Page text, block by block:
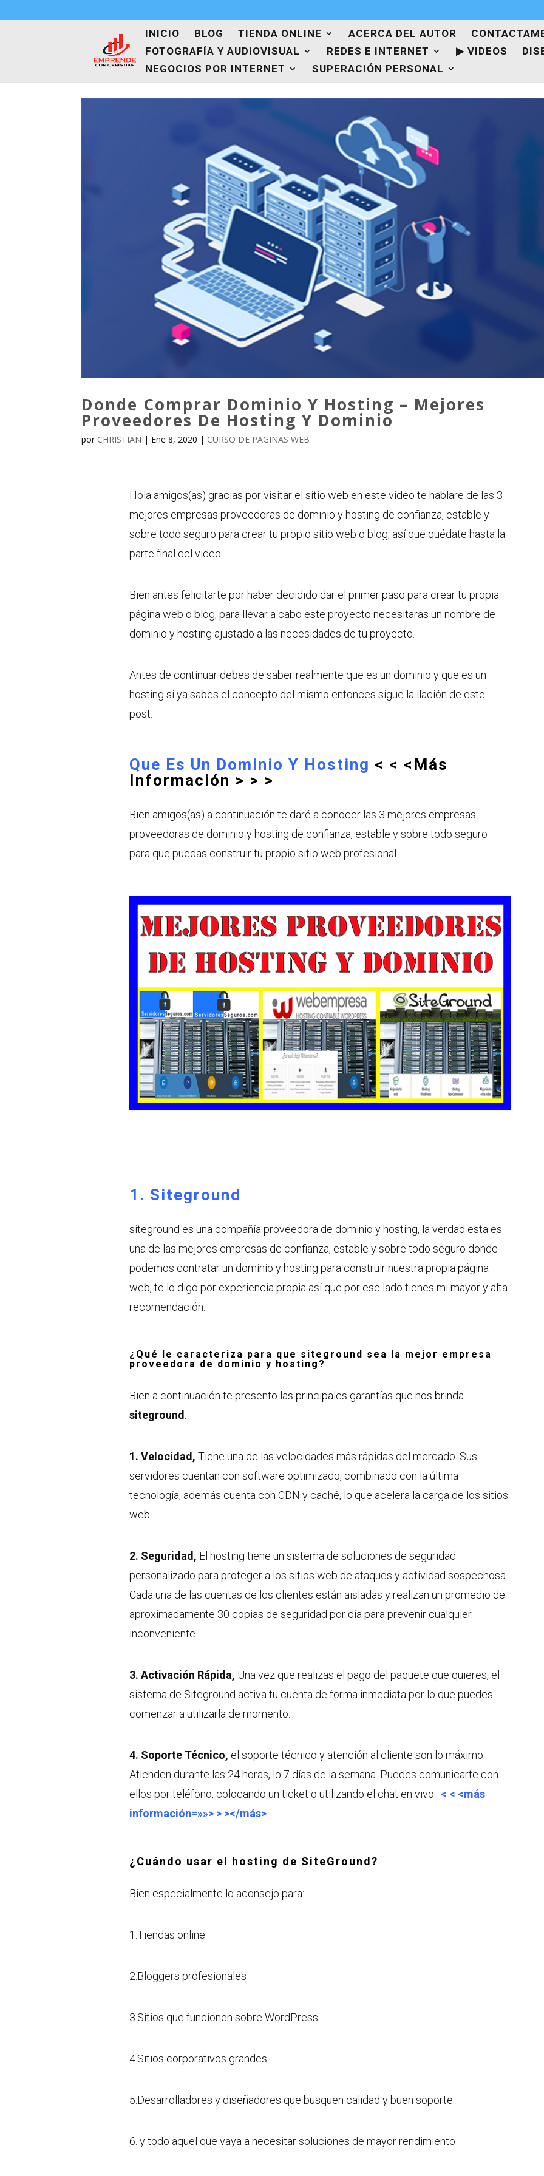
INICIO BLOG TIENDA ONLINE ACERCA DEL AUTOR
FOTOGRAFÍA Y AUDIOVISUAL
REDES E INTERNET ▶ VIDEOS
NEGOCIOS POR INTERNET
SUPERACIÓN PERSONAL
Donde Comprar Dominio Y Hosting – Mejores
Proveedores De Hosting Y Dominio
por CHRISTIAN | Ene 8, 2020 | CURSO DE PAGINAS WEB
Hola amigos(as) gracias por visitar el sitio web en este video te hablare de las 3
mejores empresas proveedoras de dominio y hosting de confianza, estable y
sobre todo seguro para crear tu propio sitio web o blog, así que quédate hasta la
parte final del video.
Bien antes felicitarte por haber decidido dar el primer paso para crear tu propia
página web o blog, para llevar a cabo este proyecto necesitarás un nombre de
dominio y hosting ajustado a las necesidades de tu proyecto.
Antes de continuar debes de saber realmente que es un dominio y que es un
hosting si ya sabes el concepto del mismo entonces sigue la ilación de este
post.
Que Es Un Dominio Y Hosting < < < Más
Información > > >
Bien amigos(as) a continuación te daré a conocer las 3 mejores empresas
proveedoras de dominio y hosting de confianza, estable y sobre todo seguro
para que puedas construir tu propio sitio web profesional.
1. Siteground
siteground es una compañía proveedora de dominio y hosting, la verdad esta es
una de las mejores empresas de confianza, estable y sobre todo seguro donde
podemos contratar un dominio y hosting para construir nuestra propia página
web, te lo digo por experiencia propia así que por ese lado tienes mi mayor y alta
recomendación.
¿Qué le caracteriza para que siteground sea la mejor empresa
proveedora de dominio y hosting?
Bien a continuación te presento las principales garantías que nos brinda
siteground:
1. Velocidad, Tiene una de las velocidades más rápidas del mercado. Sus
servidores cuentan con software optimizado, combinado con la última
tecnología, además cuenta con CDN y caché, lo que acelera la carga de los sitios
web.
2. Seguridad, El hosting tiene un sistema de soluciones de seguridad
personalizado para proteger a los sitios web de ataques y actividad sospechosa.
Cada una de las cuentas de los clientes están aisladas y realizan un promedio de
aproximadamente 30 copias de seguridad por día para prevenir cualquier
inconveniente.
3. Activación Rápida, Una vez que realizas el pago del paquete que quieres, el
sistema de Siteground activa tu cuenta de forma inmediata por lo que puedes
comenzar a utilizarla de momento.
4. Soporte Técnico, el soporte técnico y atención al cliente son lo máximo.
Atienden durante las 24 horas, lo 7 días de la semana. Puedes comunicarte con
ellos por teléfono, colocando un ticket o utilizando el chat en vivo. < < <más
información=»»> > ></más>
¿Cuándo usar el hosting de SiteGround?
Bien especialmente lo aconsejo para:
1.Tiendas online
2.Bloggers profesionales
3.Sitios que funcionen sobre WordPress
4.Sitios corporativos grandes
5.Desarrolladores y diseñadores que busquen calidad y buen soporte
6. y todo aquel que vaya a necesitar soluciones de mayor rendimiento